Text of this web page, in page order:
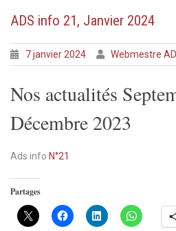
ADS info 21, Janvier 2024
7 janvier 2024 Webmestre
Nos actualités
Décembre 2023
Ads info N°21
Partages